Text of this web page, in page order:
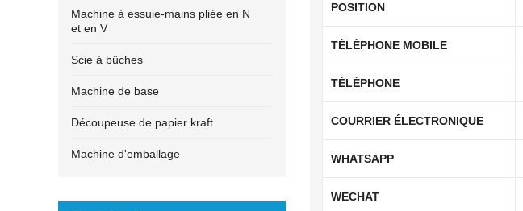
POSITION
TÉLÉPHONE MOBILE
TÉLÉPHONE
COURRIER ÉLECTRONIQUE
WHATSAPP
WECHAT
Machine à essuie-mains pliée en N
et en V
Scie à bûches
Machine de base
Découpeuse de papier kraft
Machine d'emballage